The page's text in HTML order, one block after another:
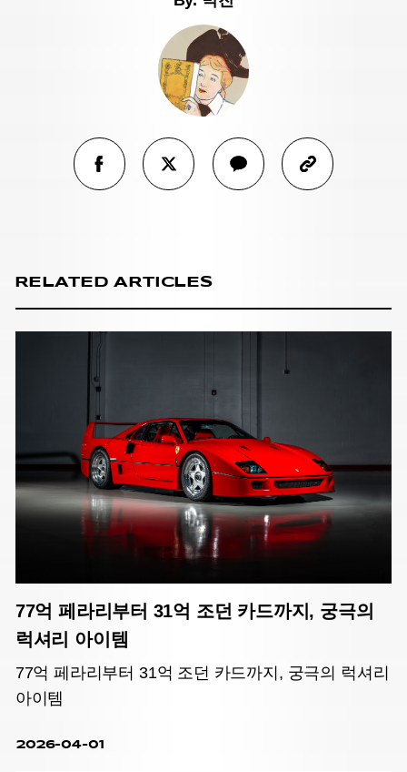
RELATED ARTICLES
77억 페라리부터 31억 조던 카드까지, 궁극의
럭셔리 아이템
77억 페라리부터 31억 조던 카드까지, 궁극의 럭셔리
아이템
2026-04-01